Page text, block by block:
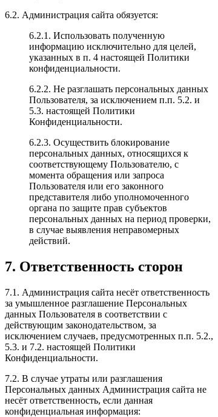
6.2. Администрация сайта обязуется:
6.2.1. Использовать полученную
информацию исключительно для целей,
указанных в п. 4 настоящей Политики
конфиденциальности.
6.2.2. Не разглашать персональных данных
Пользователя, за исключением п.п. 5.2. и
5.3. настоящей Политики
Конфиденциальности.
6.2.3. Осуществить блокирование
персональных данных, относящихся к
соответствующему Пользователю, с
момента обращения или запроса
Пользователя или его законного
представителя либо уполномоченного
органа по защите прав субъектов
персональных данных на период проверки,
в случае выявления неправомерных
действий.
7. Ответственность сторон
7.1. Администрация сайта несёт ответственность
за умышленное разглашение Персональных
данных Пользователя в соответствии с
действующим законодательством, за
исключением случаев, предусмотренных п.п. 5.2.,
5.3. и 7.2. настоящей Политики
Конфиденциальности.
7.2. В случае утраты или разглашения
Персональных данных Администрация сайта не
несёт ответственность, если данная
конфиденциальная информация: